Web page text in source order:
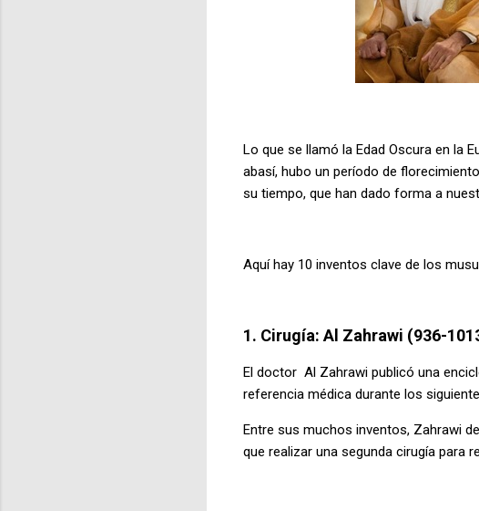
Lo que se llamó la Edad Oscura en la
abasí, hubo un período de
su tiempo, que han dado forma a
Aquí hay 10 inventos clave de los
1. Cirugía: Al Zahrawi (936-
El doctor Al Zahrawi publicó una
referencia médica durante los
Entre sus muchos inventos, Zahrawi
que realizar una segunda cirugía para